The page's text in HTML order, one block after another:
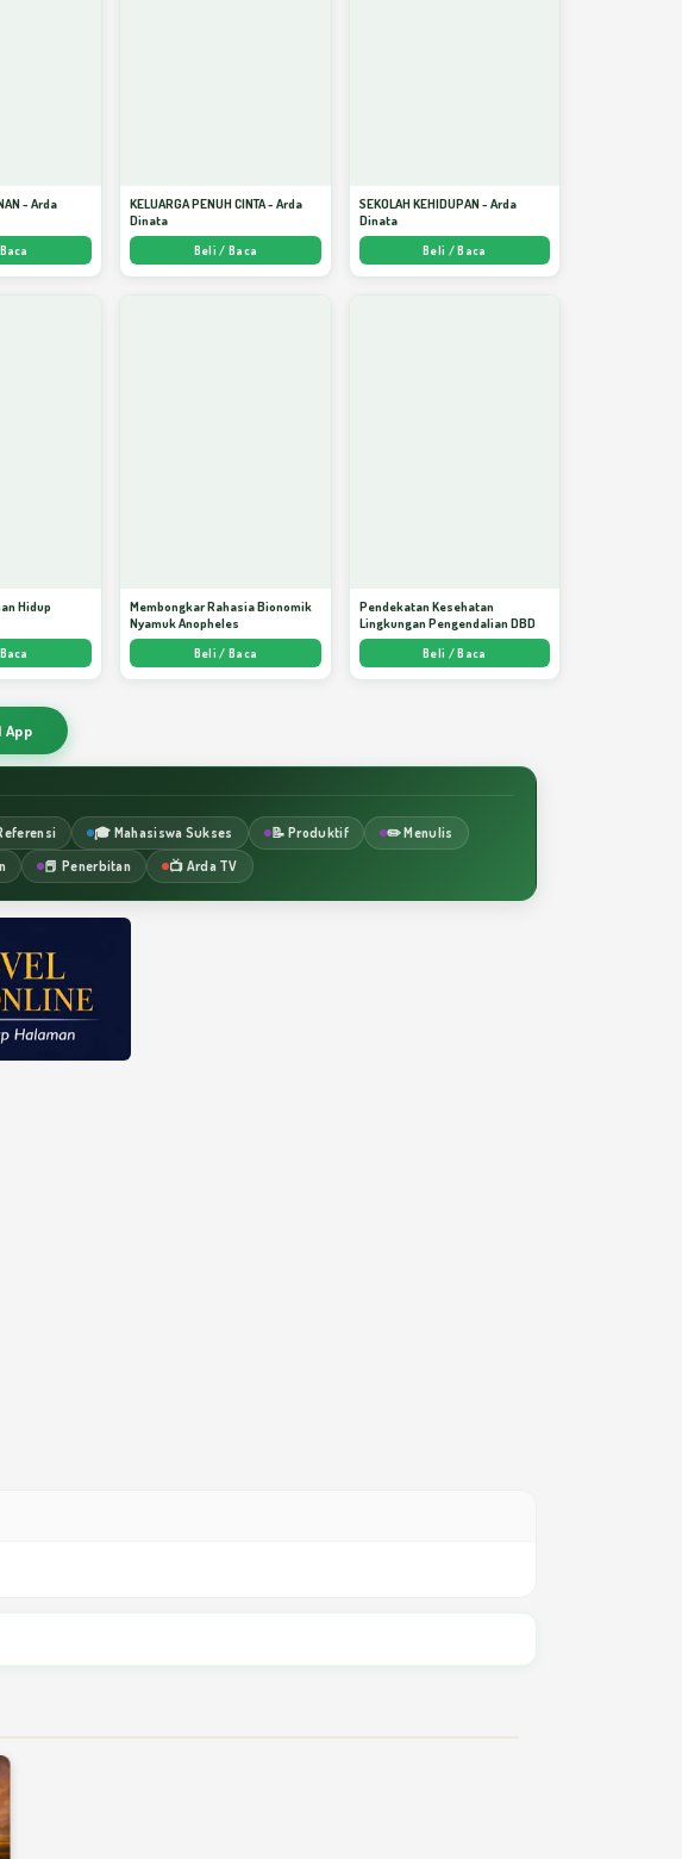
- Arda
KELUARGA PENUH CINTA - Arda
Dinata
Beli / Baca
SEKOLAH KEHIDUPAN - Arda
Dinata
Beli / Baca
Hidup
Membongkar Rahasia Bionomik
Nyamuk Anopheles
Beli / Baca
Pendekatan Kesehatan
Lingkungan Pengendalian DBD
Beli / Baca
App
🎓 Mahasiswa Sukses 📝 Produktif
✏️ Menulis
📕 Penerbitan 📺 Arda TV